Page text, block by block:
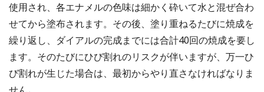
使用され、各エナメルの色味は細かく砕いて水と混ぜ合わ
せてから塗布されます。その後、塗り重ねるたびに焼成を
繰り返し、ダイアルの完成までには合計40回の焼成を要し
ます。そのたびにひび割れのリスクが伴いますが、万一ひ
び割れが生じた場合は、最初からやり直さなければなりま